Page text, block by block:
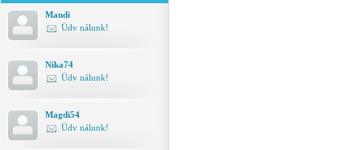
Mandi
Üdv nálunk!
Nika74
Üdv nálunk!
Magdi54
Üdv nálunk!